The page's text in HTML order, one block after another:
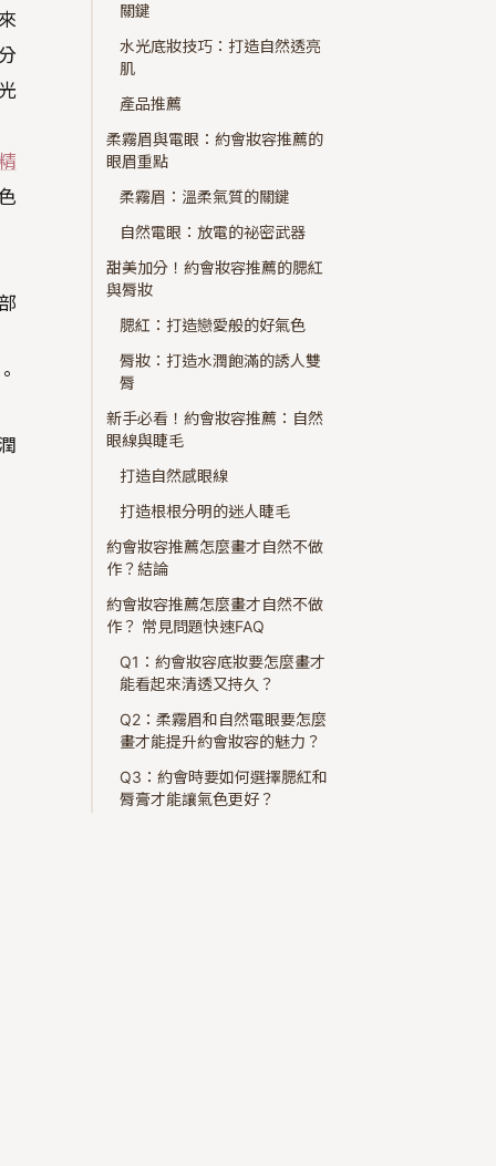
關鍵
水光底妝技巧：打造自然透亮
肌
產品推薦
柔霧眉與電眼：約會妝容推薦的
眼眉重點
柔霧眉：溫柔氣質的關鍵
自然電眼：放電的祕密武器
甜美加分！約會妝容推薦的腮紅
與脣妝
腮紅：打造戀愛般的好氣色
脣妝：打造水潤飽滿的誘人雙
脣
新手必看！約會妝容推薦：自然
眼線與睫毛
打造自然感眼線
打造根根分明的迷人睫毛
約會妝容推薦怎麼畫才自然不做
作？結論
約會妝容推薦怎麼畫才自然不做
作？ 常見問題快速FAQ
Q1：約會妝容底妝要怎麼畫才
能看起來清透又持久？
Q2：柔霧眉和自然電眼要怎麼
畫才能提升約會妝容的魅力？
Q3：約會時要如何選擇腮紅和
脣膏才能讓氣色更好？